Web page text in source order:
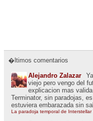
�ltimos comentarios
Alejandro Zalazar
viejo pero vengo del
explicacion mas
Terminator, sin paradojas,
estuviera embarazada sin
La paradoja temporal de Interstellar